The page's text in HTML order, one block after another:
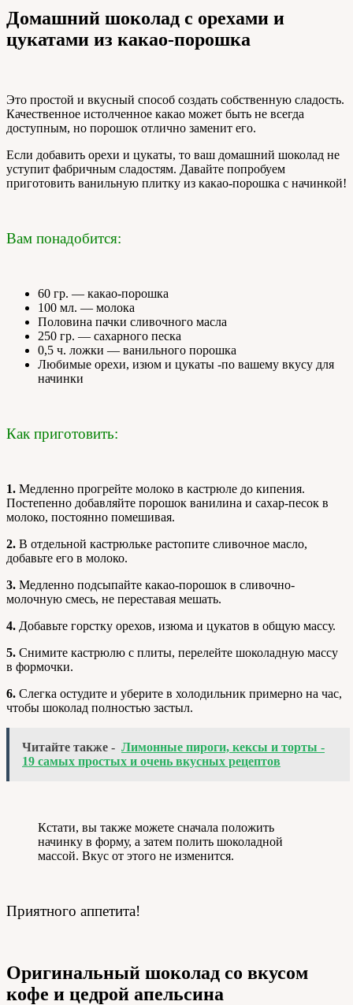
Домашний шоколад с орехами и
цукатами из какао-порошка
Это простой и вкусный способ создать собственную сладость.
Качественное истолченное какао может быть не всегда
доступным, но порошок отлично заменит его.
Если добавить орехи и цукаты, то ваш домашний шоколад не
уступит фабричным сладостям. Давайте попробуем
приготовить ванильную плитку из какао-порошка с начинкой!
Вам понадобится:
60 гр. — какао-порошка
100 мл. — молока
Половина пачки сливочного масла
250 гр. — сахарного песка
0,5 ч. ложки — ванильного порошка
Любимые орехи, изюм и цукаты -по вашему вкусу для
начинки
Как приготовить:
1. Медленно прогрейте молоко в кастрюле до кипения.
Постепенно добавляйте порошок ванилина и сахар-песок в
молоко, постоянно помешивая.
2. В отдельной кастрюльке растопите сливочное масло,
добавьте его в молоко.
3. Медленно подсыпайте какао-порошок в сливочно-
молочную смесь, не переставая мешать.
4. Добавьте горстку орехов, изюма и цукатов в общую массу.
5. Снимите кастрюлю с плиты, перелейте шоколадную массу
в формочки.
6. Слегка остудите и уберите в холодильник примерно на час,
чтобы шоколад полностью застыл.
Читайте также - Лимонные пироги, кексы и торты -
19 самых простых и очень вкусных рецептов
Кстати, вы также можете сначала положить
начинку в форму, а затем полить шоколадной
массой. Вкус от этого не изменится.
Приятного аппетита!
Оригинальный шоколад со вкусом
кофе и цедрой апельсина